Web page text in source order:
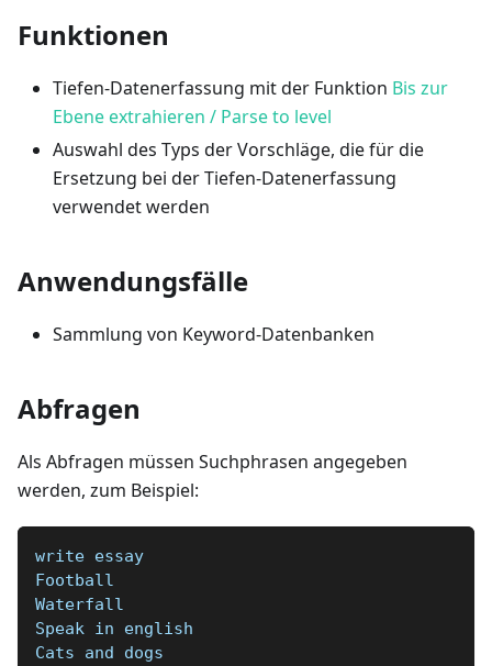
Funktionen
Tiefen-Datenerfassung mit der Funktion Bis zur
Ebene extrahieren / Parse to level
Auswahl des Typs der Vorschläge, die für die
Ersetzung bei der Tiefen-Datenerfassung
verwendet werden
Anwendungsfälle
Sammlung von Keyword-Datenbanken
Abfragen
Als Abfragen müssen Suchphrasen angegeben
werden, zum Beispiel:
write essay
Football
Waterfall
Speak in english
Cats and dogs